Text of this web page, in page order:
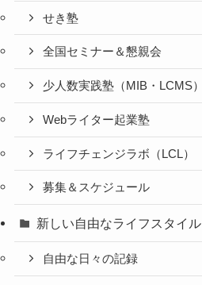
せき塾
全国セミナー＆懇親会
少人数実践塾（MIB・LCMS）
Webライター起業塾
ライフチェンジラボ（LCL）
募集＆スケジュール
新しい自由なライフスタイル
自由な日々の記録